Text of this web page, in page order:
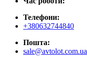
Телефони:
+380632744840
Пошта:
sale@avtolot.com.ua